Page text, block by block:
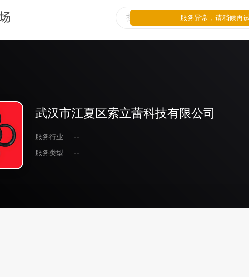
武汉市江夏区索立蕾科技有限公司
服务行业
--
服务类型
--
服务异常，请稍候再